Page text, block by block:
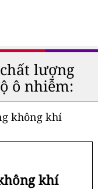
lượng
ô nhiễm:
không khí
khí